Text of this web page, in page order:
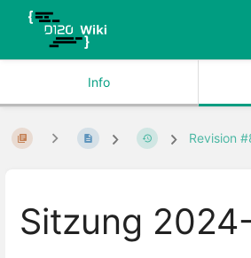
Info
Revision
Sitzung